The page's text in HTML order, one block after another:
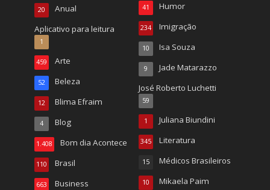
Anual
20
Aplicativo para leitura
1
Arte
459
Beleza
52
Blima Efraim
12
Blog
4
Bom dia Acontece
1.408
Brasil
110
Business
663
Humor
41
Imigração
234
Isa Souza
10
Jade Matarazzo
9
José Roberto Luchetti
59
Juliana Biundini
1
Literatura
345
Médicos Brasileiros
15
Mikaela Paim
10